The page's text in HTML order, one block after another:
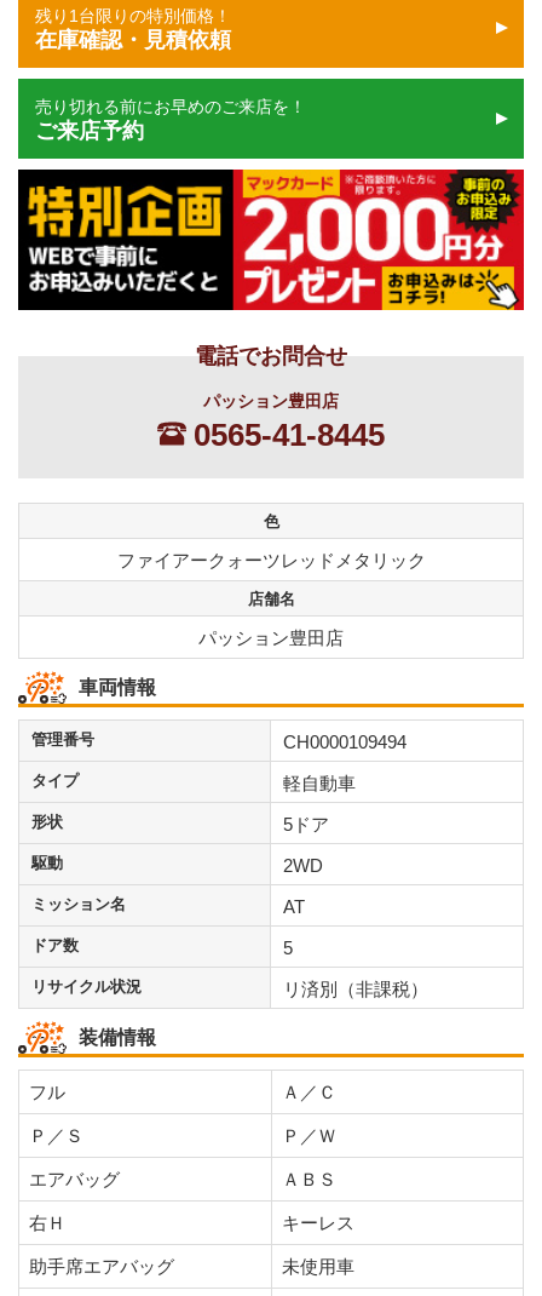
残り1台限りの特別価格！
在庫確認・見積依頼
売り切れる前にお早めのご来店を！
ご来店予約
電話でお問合せ
パッション豊田店
0565-41-8445
色
ファイアークォーツレッドメタリック
店舗名
パッション豊田店
車両情報
管理番号 CH0000109494
タイプ 軽自動車
形状 5ドア
駆動 2WD
ミッション名 AT
ドア数 5
リサイクル状況 リ済別（非課税）
装備情報
フル Ａ／Ｃ
Ｐ／Ｓ Ｐ／Ｗ
エアバッグ ＡＢＳ
右Ｈ キーレス
助手席エアバッグ 未使用車